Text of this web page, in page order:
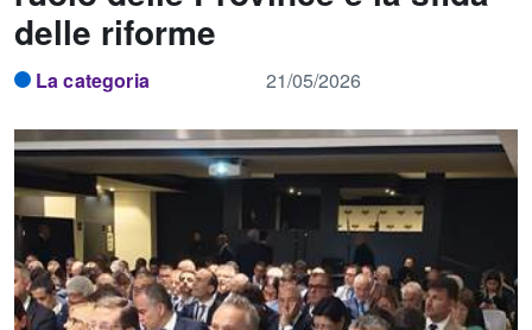
delle riforme
La categoria 21/05/2026